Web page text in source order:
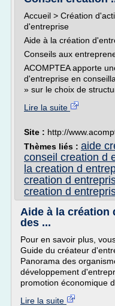
Accueil > Création
d'entreprise
Aide à la création
Conseils aux
ACOMPTEA apporte
d'entreprise en
» sur le choix de
Lire la suite
Site : http://
Thèmes liés : aide
conseil creation d
la creation d
creation d
creation d
Aide à la création
des ...
Pour en savoir plus,
Guide du créateur
Panorama des
développement
promotion économique
Lire la suite